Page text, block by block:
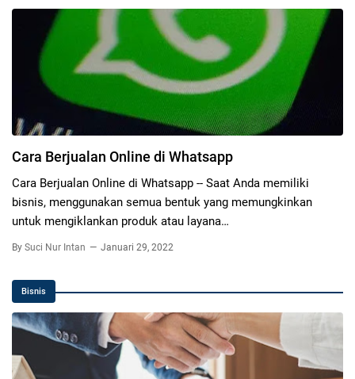
Cara Berjualan Online di Whatsapp
Cara Berjualan Online di Whatsapp -- Saat Anda memiliki
bisnis, menggunakan semua bentuk yang memungkinkan
untuk mengiklankan produk atau layana…
By Suci Nur Intan Januari 29, 2022
Bisnis